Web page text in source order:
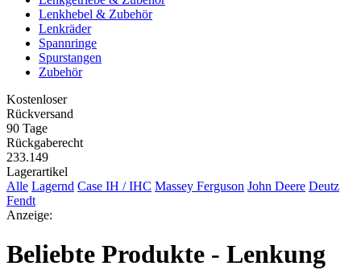
Lenkhebel & Zubehör
Lenkräder
Spannringe
Spurstangen
Zubehör
Kostenloser
Rückversand
90 Tage
Rückgaberecht
233.149
Lagerartikel
Alle Lagernd Case IH / IHC Massey Ferguson John Deere Deutz
Fendt
Anzeige:
Beliebte Produkte - Lenkung